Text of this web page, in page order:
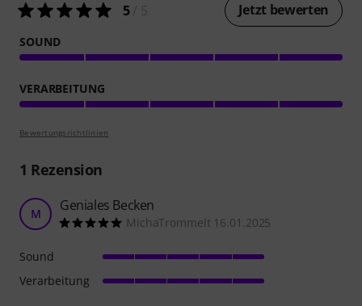
5/ 5 Jetzt bewerten
SOUND
VERARBEITUNG
Bewertungsrichtlinien
1 Rezension
M Geniales Becken
MichaTrommelt 16.01.2025
Sound
Verarbeitung